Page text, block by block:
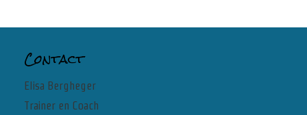
Contact
Elisa Bergheger
Trainer en Coach